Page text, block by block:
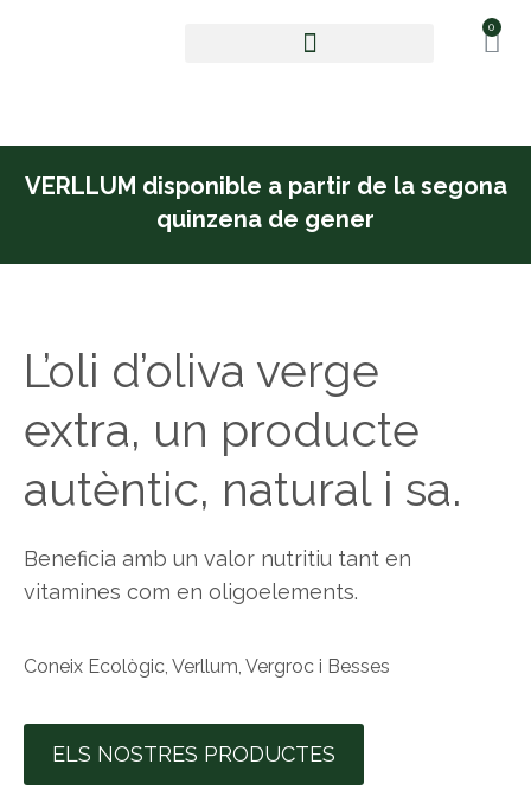
0
VERLLUM disponible a partir de la segona
quinzena de gener
L’oli d’oliva verge
extra, un producte
autèntic, natural i sa.
Beneficia amb un valor nutritiu tant en
vitamines com en oligoelements.
Coneix Ecològic, Verllum, Vergroc i Besses
ELS NOSTRES PRODUCTES